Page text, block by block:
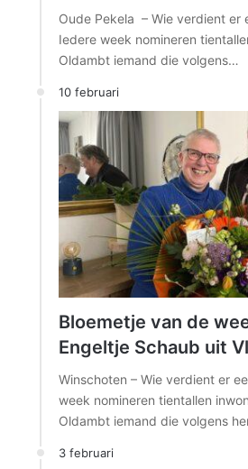
Oude Pekela – Wie verdient er
Iedere week nomineren
Oldambt iemand die volgens…
10 februari
Bloemetje van de
Engeltje Schaub uit
Winschoten – Wie verdient er
week nomineren tientallen
Oldambt iemand die volgens
3 februari